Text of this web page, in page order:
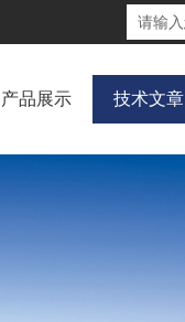
产品展示 技术文章